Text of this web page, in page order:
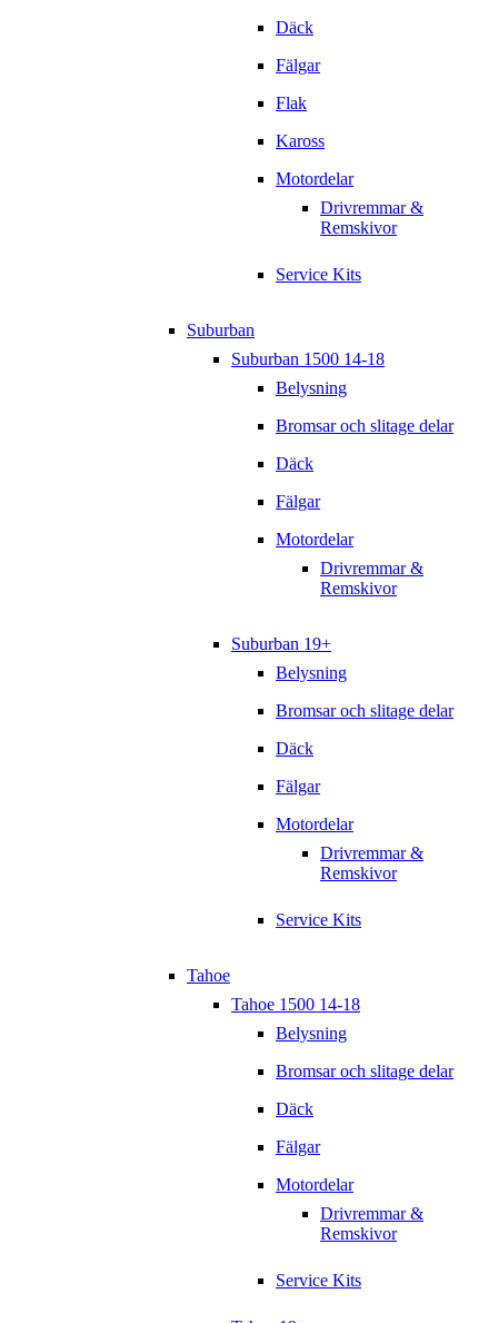
Däck
Fälgar
Flak
Kaross
Motordelar
Drivremmar &
Remskivor
Service Kits
Suburban
Suburban 1500 14-18
Belysning
Bromsar och slitage delar
Däck
Fälgar
Motordelar
Drivremmar &
Remskivor
Suburban 19+
Belysning
Bromsar och slitage delar
Däck
Fälgar
Motordelar
Drivremmar &
Remskivor
Service Kits
Tahoe
Tahoe 1500 14-18
Belysning
Bromsar och slitage delar
Däck
Fälgar
Motordelar
Drivremmar &
Remskivor
Service Kits